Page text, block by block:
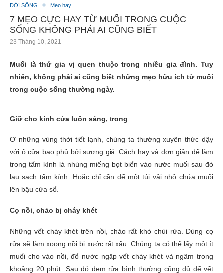
ĐỜI SỐNG Mẹo hay
7 MẸO CỰC HAY TỪ MUỐI TRONG CUỘC
SỐNG KHÔNG PHẢI AI CŨNG BIẾT
23 Tháng 10, 2021
Muối là thứ gia vị quen thuộc trong nhiều gia đình. Tuy
nhiên, không phải ai cũng biết những mẹo hữu ích từ muối
trong cuộc sống thường ngày.
Giữ cho kính cửa luôn sáng, trong
Ở những vùng thời tiết lạnh, chúng ta thường xuyên thức dậy
với ô cửa bao phủ bởi sương giá. Cách hay và đơn giản để làm
trong tấm kính là nhúng miếng bọt biển vào nước muối sau đó
lau sạch tấm kính. Hoặc chỉ cần để một túi vải nhỏ chứa muối
lên bậu cửa sổ.
Cọ nồi, chảo bị cháy khét
Những vết cháy khét trên nồi, chảo rất khó chùi rửa. Dùng cọ
rửa sẽ làm xoong nồi bị xước rất xấu. Chúng ta có thể lấy một ít
muối cho vào nồi, đổ nước ngập vết cháy khét và ngâm trong
khoảng 20 phút. Sau đó đem rửa bình thường cũng đủ để vết